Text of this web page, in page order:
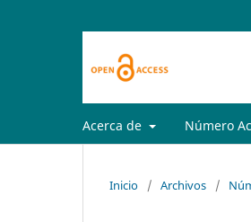
Acerca de Número
Inicio / Archivos /